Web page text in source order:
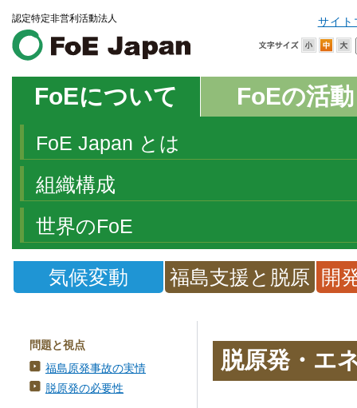
認定特定非営利活動法人 サイト
FoEについて FoEの活動
FoE Japan とは
組織構成
世界のFoE
気候変動
福島支援と脱原
開
問題と視点
福島原発事故の実情
脱原発の必要性
脱原発・エ